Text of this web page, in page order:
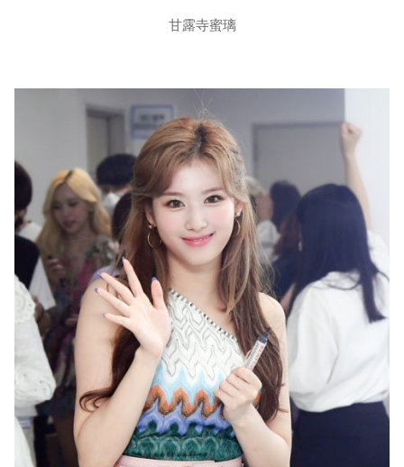
甘露寺蜜璃